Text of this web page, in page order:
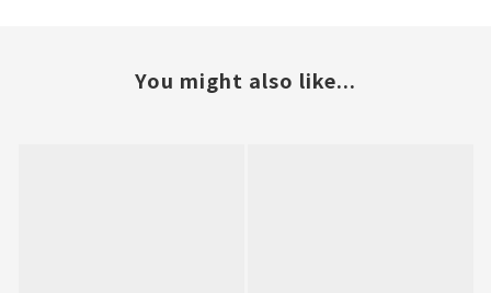
You might also like...